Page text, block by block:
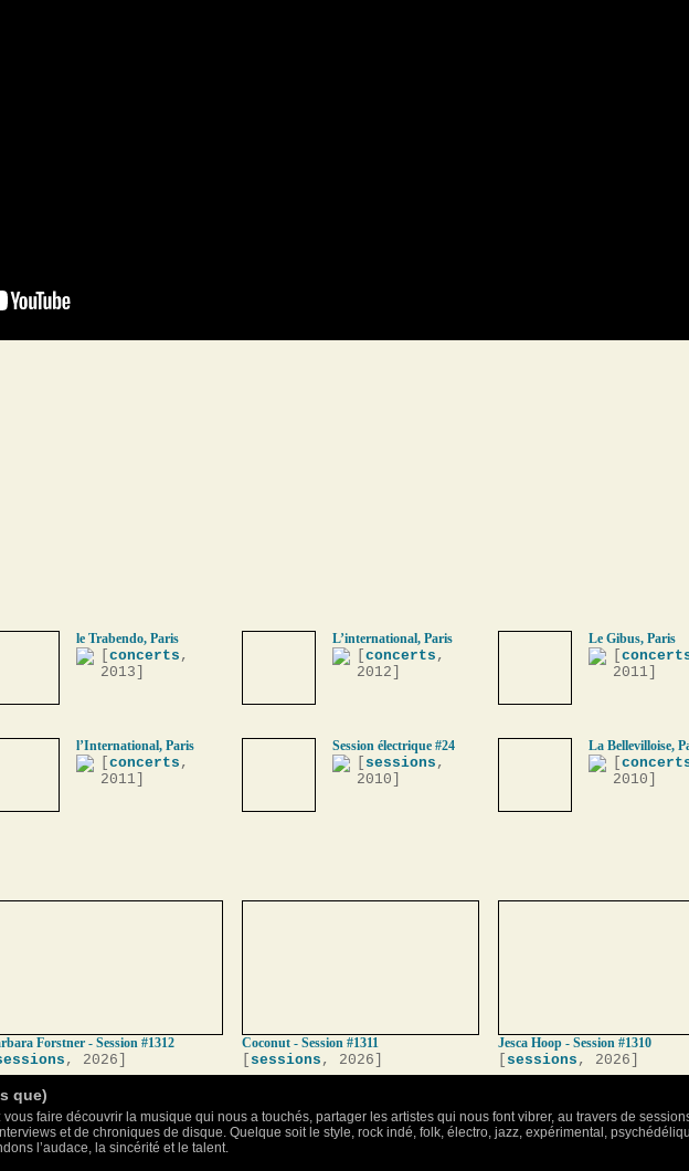
le Trabendo, Paris
concerts ,
2013]
L’international, Paris
concerts ,
2012]
Le Gibus, Paris
2011]
l’International, Paris
concerts ,
2011]
Session électrique #24
sessions ,
2010]
La Bellevilloise,
2010]
Forstner - Session #1312
, 2026]
Coconut - Session #1311
sessions , 2026]
Jesca Hoop - Session #1310
sessions , 2026]
que)
vous faire découvrir la musique qui nous a touchés, partager les artistes qui nous font vibrer, au travers de
et de chroniques de disque. Quelque soit le style, rock indé, folk, électro, jazz, expérimental,
l’audace, la sincérité et le talent.